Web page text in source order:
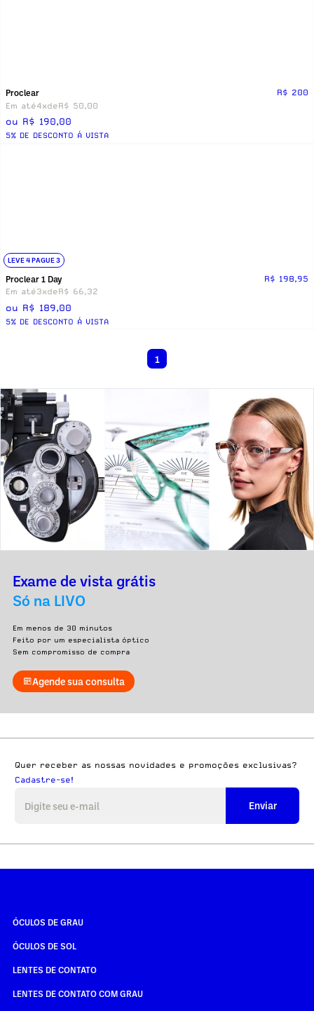
Proclear
R$ 200
Em até4xdeR$ 50,00
ou R$ 190,00
5% DE DESCONTO Á VISTA
LEVE 4 PAGUE 3
Proclear 1 Day
R$ 198,95
Em até3xdeR$ 66,32
ou R$ 189,00
5% DE DESCONTO Á VISTA
1
Exame de vista grátis
Só na LIVO
Em menos de 30 minutos
Feito por um especialista óptico
Sem compromisso de compra
Agende sua consulta
Quer receber as nossas novidades e promoções exclusivas?
Cadastre-se!
Enviar
ÓCULOS DE GRAU
ÓCULOS DE SOL
LENTES DE CONTATO
LENTES DE CONTATO COM GRAU